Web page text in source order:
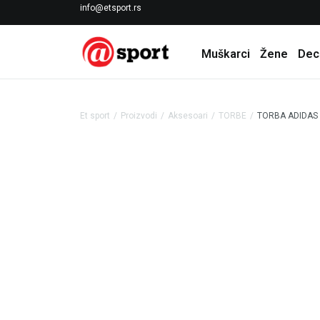
info@etsport.rs
LICENCIRANI CLEARANCE PARTNER ADIDAS
Muškarci Žene
Et sport Proizvodi Aksesoari TORBE TORBA ADIDAS